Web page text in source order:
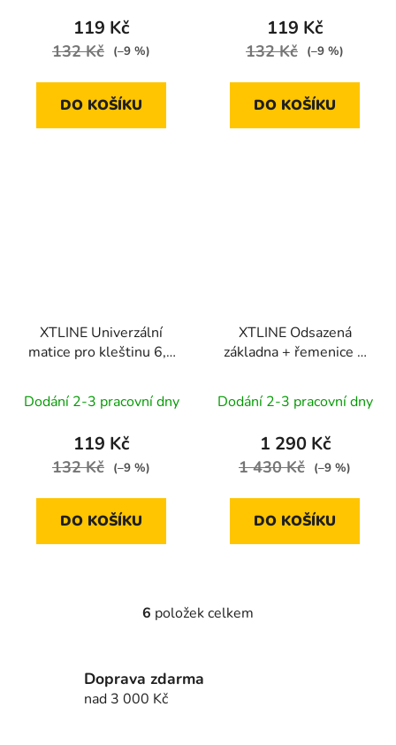
119 Kč
132 Kč (–9 %)
DO KOŠÍKU
119 Kč
132 Kč (–9 %)
DO KOŠÍKU
XTLINE Univerzální
matice pro kleštinu 6,8
Dodání 2-3 pracovní dny
119 Kč
132 Kč (–9 %)
DO KOŠÍKU
XTLINE Odsazená
základna + řemenice +
XT106400
Dodání 2-3 pracovní dny
1 290 Kč
1 430 Kč (–9 %)
DO KOŠÍKU
O
á
6 položek celkem
Doprava zdarma
nad 3 000 Kč